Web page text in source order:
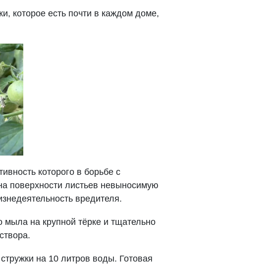
которое есть почти в каждом доме,
которого в борьбе с
поверхности листьев невыносимую
вредителя.
мыла на крупной тёрке и тщательно
на 10 литров воды. Готовая